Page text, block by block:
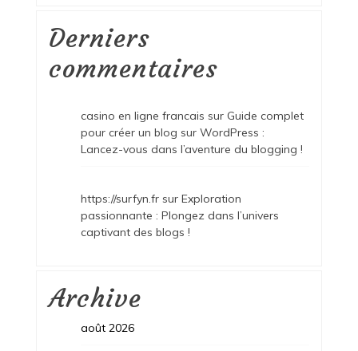
Derniers
commentaires
casino en ligne francais sur Guide complet
pour créer un blog sur WordPress :
Lancez-vous dans l’aventure du blogging !
https://surfyn.frsur Exploration
passionnante : Plongez dans l’univers
captivant des blogs !
Archive
août 2026